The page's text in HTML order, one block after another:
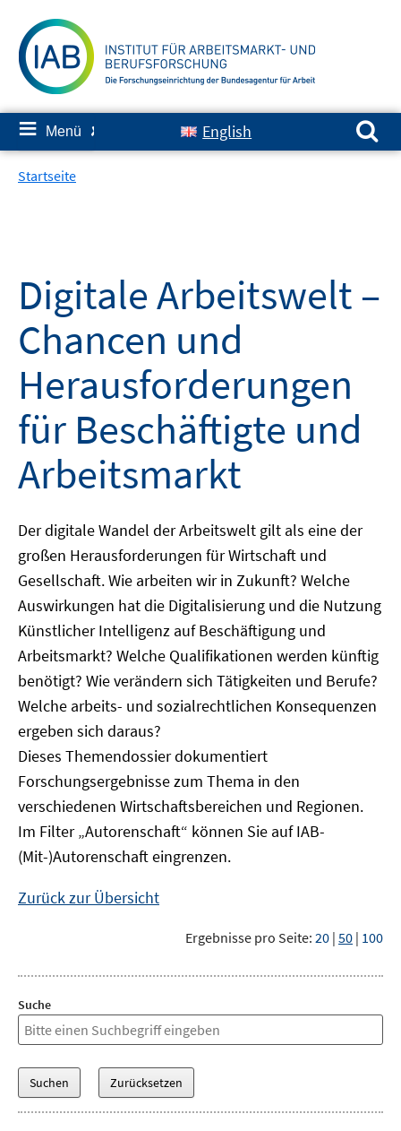
zum
Inhalt
≡ Menü ✘ English
Suchen nach:
Startseite
Digitale Arbeitswelt –
Chancen und
Herausforderungen
für Beschäftigte und
Arbeitsmarkt
Der digitale Wandel der Arbeitswelt gilt als eine der
großen Herausforderungen für Wirtschaft und
Gesellschaft. Wie arbeiten wir in Zukunft? Welche
Auswirkungen hat die Digitalisierung und die Nutzung
Künstlicher Intelligenz auf Beschäftigung und
Arbeitsmarkt? Welche Qualifikationen werden künftig
benötigt? Wie verändern sich Tätigkeiten und Berufe?
Welche arbeits- und sozialrechtlichen Konsequenzen
ergeben sich daraus?
Dieses Themendossier dokumentiert
Forschungsergebnisse zum Thema in den
verschiedenen Wirtschaftsbereichen und Regionen.
Im Filter „Autorenschaft“ können Sie auf IAB-
(Mit-)Autorenschaft eingrenzen.
Zurück zur Übersicht
Ergebnisse pro Seite: 20 | 50 | 100
Suche